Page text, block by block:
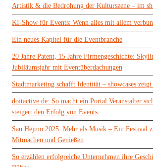
Artistik & die Bedrohung der Kulturszene – im
KI-Show für Events: Wenn alles mit allem
Ein neues Kapitel für die Eventbranche
20 Jahre Patent, 15 Jahre Firmengeschichte:
Jubiläumsjahr mit Eventüberdachungen
Stadtmarketing schafft Identität – showcases
doitactive.de: So macht ein Portal Veranstalter
steigert den Erfolg von Events
San Hejmo 2025: Mehr als Musik – Ein Festival
Mitmachen und Genießen
So erzählen erfolgreiche Unternehmen ihre